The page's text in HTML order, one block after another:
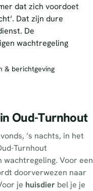
dat zich voordoet
Dat zijn dure
De
wachtregeling
& berichtgeving
Oud-Turnhout
’s nachts, in het
Turnhout
wachtregeling. Voor een
doorverwezen naar
je huisdier bel je je